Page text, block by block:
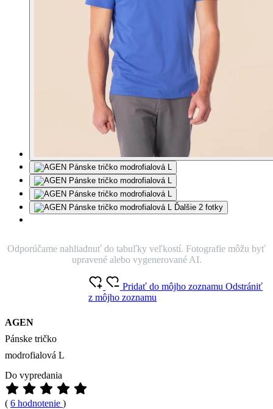
Ďalšie 2 fotky
Odporúčame nahliadnuť do tabuľky veľkostí. Fotografie môžu byť
upravené alebo vygenerované AI.
AGEN
Pánske tričko
modrofialová L
Pridať do môjho zoznamuOdstrániť
z môjho zoznamu
Do vypredania
( 6 hodnotenie )